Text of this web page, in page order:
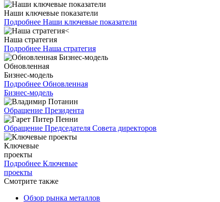
Наши ключевые показатели
Подробнее Наши ключевые показатели
Наша стратегия
Подробнее Наша стратегия
Обновленная
Бизнес-модель
Подробнее Обновленная
Бизнес-модель
Обращение Президента
Обращение Председателя Совета директоров
Ключевые
проекты
Подробнее Ключевые
проекты
Смотрите также
Обзор рынка металлов